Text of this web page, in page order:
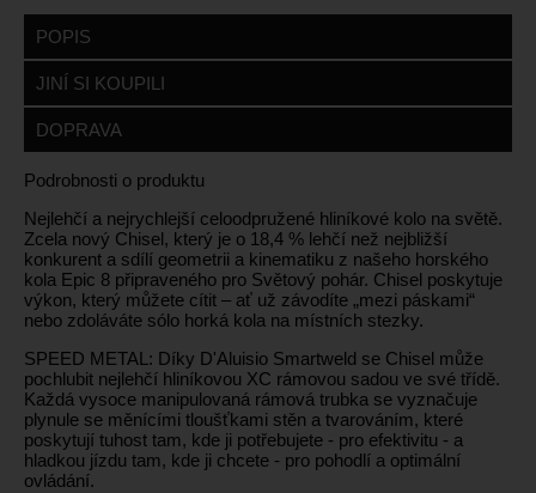
POPIS
JINÍ SI KOUPILI
DOPRAVA
Podrobnosti o produktu
Nejlehčí a nejrychlejší celoodpružené hliníkové kolo na světě.
Zcela nový Chisel, který je o 18,4 % lehčí než nejbližší
konkurent a sdílí geometrii a kinematiku z našeho horského
kola Epic 8 připraveného pro Světový pohár. Chisel poskytuje
výkon, který můžete cítit – ať už závodíte „mezi páskami“
nebo zdoláváte sólo horká kola na místních stezky.
SPEED METAL: Díky D'Aluisio Smartweld se Chisel může
pochlubit nejlehčí hliníkovou XC rámovou sadou ve své třídě.
Každá vysoce manipulovaná rámová trubka se vyznačuje
plynule se měnícími tloušťkami stěn a tvarováním, které
poskytují tuhost tam, kde ji potřebujete - pro efektivitu - a
hladkou jízdu tam, kde ji chcete - pro pohodlí a optimální
ovládání.